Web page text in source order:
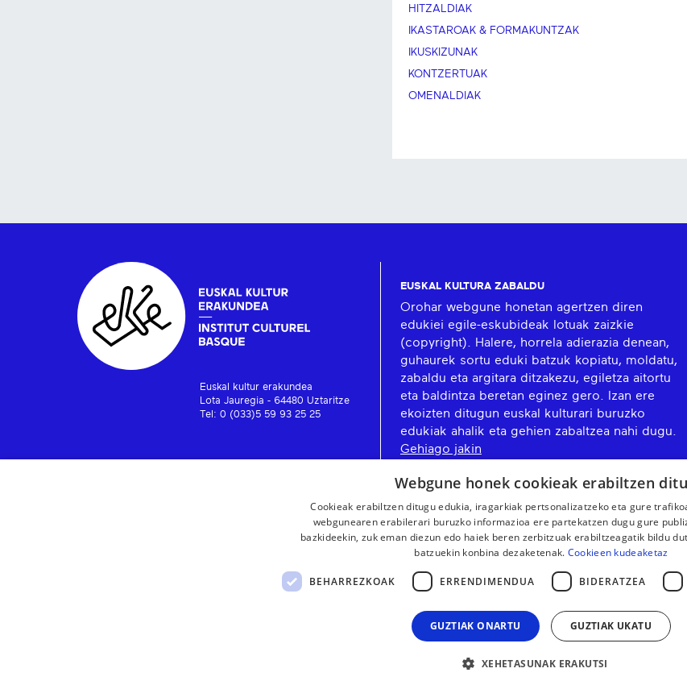
HITZALDIAK
IKASTAROAK & FORMAKUNTZAK
IKUSKIZUNAK
KONTZERTUAK
OMENALDIAK
Euskal kultur erakundea
Lota Jauregia - 64480 Uztaritze
Tel: 0 (033)5 59 93 25 25
EUSKAL KULTURA ZABALDU
Orohar webgune honetan agertzen diren
edukiei egile-eskubideak lotuak zaizkie
(copyright). Halere, horrela adierazia denean,
guhaurek sortu eduki batzuk kopiatu, moldatu,
zabaldu eta argitara ditzakezu, egiletza aitortu
eta baldintza beretan eginez gero. Izan ere
ekoizten ditugun euskal kulturari buruzko
edukiak ahalik eta gehien zabaltzea nahi dugu.
Gehiago jakin
Webgune honek cookieak erabiltzen ditu
Cookieak erabiltzen ditugu edukia, iragarkiak pertsonalizatzeko eta gure
webgunearen erabilerari buruzko informazioa ere partekatzen dugu gure
bazkideekin, zuk eman diezun edo haiek beren zerbitzuak erabiltzeagatik bildu
batzuekin konbina dezaketenak. Cookieen kudeaketaz
BEHARREZKOAK ERRENDIMENDUA BIDERATZEA
GUZTIAK ONARTU GUZTIAK UKATU
XEHETASUNAK ERAKUTSI